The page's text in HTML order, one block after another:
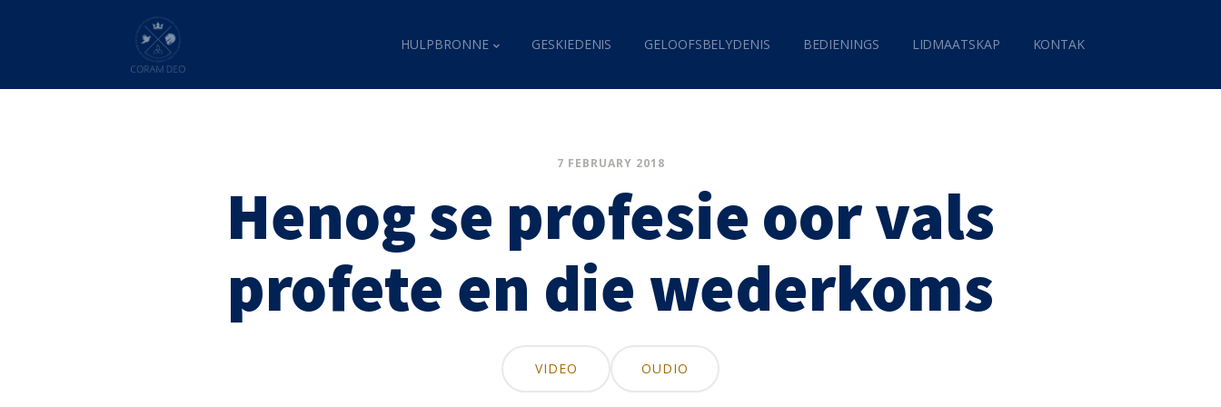
HULPBRONNE GESKIEDENIS GELOOFSBELYDENIS BEDIENINGS LIDMAATSKAP KONTAK
7 FEBRUARY 2018
Henog se profesie oor vals
profete en die wederkoms
VIDEO OUDIO